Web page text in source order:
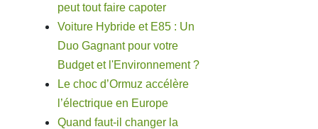
peut tout faire capoter
Voiture Hybride et E85 : Un
Duo Gagnant pour votre
Budget et l'Environnement ?
Le choc d’Ormuz accélère
l’électrique en Europe
Quand faut-il changer la